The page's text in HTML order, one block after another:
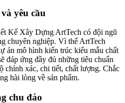
yêu cầu
Kế Xây Dựng ArtTech có đội ngũ
chuyên nghiệp. Vì thế ArtTech
án mô hình kiến trúc kiểu mẫu chất
đáp ứng đầy đủ những tiêu chuẩn
chính xác, chi tiết, chất lượng. Chắc
hài lòng về sản phẩm.
chu đáo